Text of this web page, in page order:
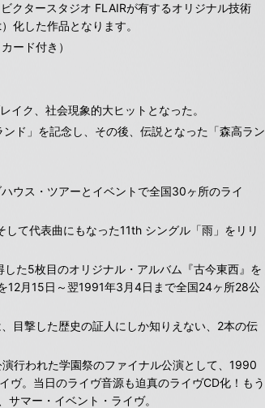
クタースタジオ FLAIRが有するオリジナル技術
化した作品となります。
ード付き）
ク、社会現象的大ヒットとなった。
ド」を記念し、その後、伝説となった「森高ラン
ウス・ツアーとイベントで全国30ヶ所のライ
て代表曲にもなった11th シングル「雨」をリリ
た5枚目のオリジナル・アルバム『古今東西』を
12月15日～翌1991年3月4日まで全国24ヶ所28公
目撃した歴史の証人にしか知りえない、2本の伝
行われた学園祭のファイナル公演として、1990
ヴ。当日のライヴ音源も迫真のライヴCD化！もう
マー・イベント・ライヴ。